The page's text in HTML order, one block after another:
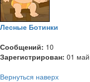
Лесные Ботинки
Сообщений: 10
Зарегистрирован: 01
Вернуться наверх